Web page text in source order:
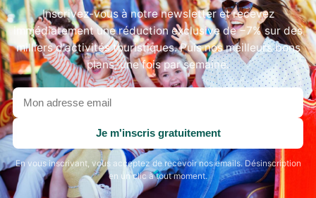
Inscrivez-vous à notre newsletter et recevez
immédiatement une réduction exclusive de −7% sur des
milliers d'activités touristiques. Puis nos meilleurs bons
plans, une fois par semaine.
Votre
adresse
email
Je m'inscris gratuitement
En vous inscrivant, vous acceptez de recevoir nos emails. Désinscription
en un clic à tout moment.